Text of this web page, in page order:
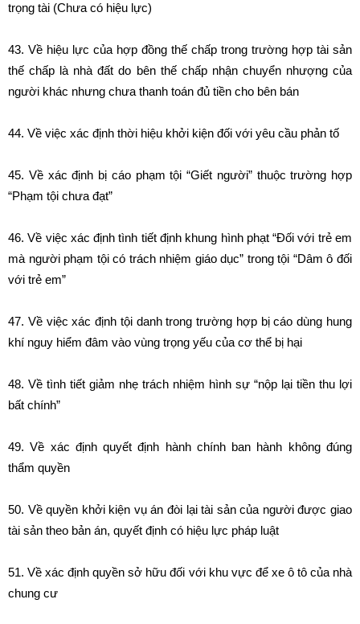
trọng tài (Chưa có hiệu lực)
43. Về hiệu lực của hợp đồng thế chấp trong trường hợp tài sản
thế chấp là nhà đất do bên thế chấp nhận chuyển nhượng của
người khác nhưng chưa thanh toán đủ tiền cho bên bán
44. Về việc xác định thời hiệu khởi kiện đối với yêu cầu phản tố
45. Về xác định bị cáo phạm tội “Giết người” thuộc trường hợp
“Phạm tội chưa đạt”
46.Về việc xác định tình tiết định khung hình phạt “Đối với trẻ em
mà người phạm tội có trách nhiệm giáo dục” trong tội “Dâm ô đối
với trẻ em”
47. Về việc xác định tội danh trong trường hợp bị cáo dùng hung
khí nguy hiểm đâm vào vùng trọng yếu của cơ thể bị hại
48. Về tình tiết giảm nhẹ trách nhiệm hình sự “nộp lại tiền thu lợi
bất chính”
49.Về xác định quyết định hành chính ban hành không đúng
thẩm quyền
50. Về quyền khởi kiện vụ án đòi lại tài sản của người được giao
tài sản theo bản án, quyết định có hiệu lực pháp luật
51.Về xác định quyền sở hữu đối với khu vực để xe ô tô của nhà
chung cư